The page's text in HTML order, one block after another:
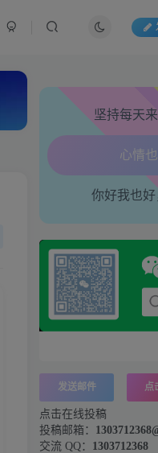
坚持每天
生活
心情
腿也
腰
你好我也
发送邮件 点
点击在线投稿
投稿邮箱：
交流 QQ： 1303712368